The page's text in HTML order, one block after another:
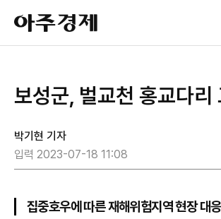
아
주
경
보성군, 벌교천 홍교다리
박기현 기자
입력 2023-07-18 11:08
집중호우에 따른 재해위험지역 현장 대